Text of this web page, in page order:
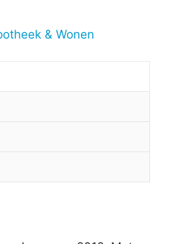
& Wonen